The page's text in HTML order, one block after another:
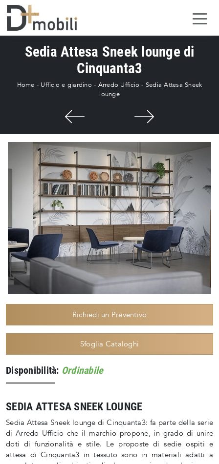
Sedia Attesa Sneek lounge di
Cinquanta3
Home - Ufficio e giardino - Arredo Ufficio - Sedia Attesa Sneek
lounge
Richiedi un Preventivo
Sfoglia Cataloghi
Disponibilità: Ordinabile
SEDIA ATTESA SNEEK LOUNGE
Sedia Attesa Sneek lounge di Cinquanta3: fa parte della serie
di Arredo Ufficio che il marchio propone, in grado di unire
doti di funzionalità e stile. Le proposte di sedie ospiti e
attesa di Cinquanta3 in tessuto sono in materiali adatti a